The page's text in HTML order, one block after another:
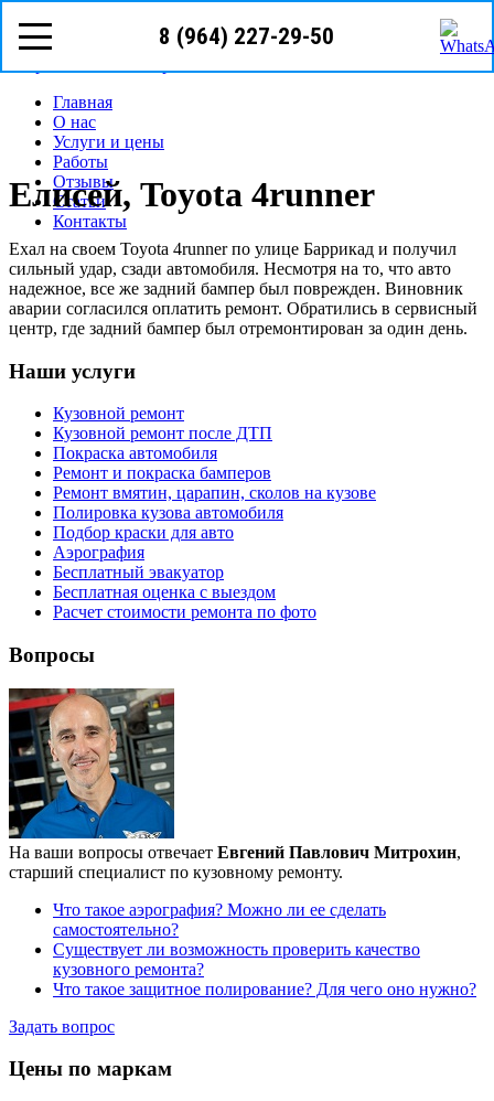
8 (964) 227-29-50
Режим работы: с пн-вс (0900- 2200)Предварительная запись
Главная
О нас
Услуги и цены
Работы
Отзывы
Статьи
Контакты
Елисей, Toyota 4runner
Ехал на своем Toyota 4runner по улице Баррикад и получил
сильный удар, сзади автомобиля. Несмотря на то, что авто
надежное, все же задний бампер был поврежден. Виновник
аварии согласился оплатить ремонт. Обратились в сервисный
центр, где задний бампер был отремонтирован за один день.
Наши услуги
Кузовной ремонт
Кузовной ремонт после ДТП
Покраска автомобиля
Ремонт и покраска бамперов
Ремонт вмятин, царапин, сколов на кузове
Полировка кузова автомобиля
Подбор краски для авто
Аэрография
Бесплатный эвакуатор
Бесплатная оценка с выездом
Расчет стоимости ремонта по фото
Вопросы
На ваши вопросы отвечает Евгений Павлович Митрохин,
старший специалист по кузовному ремонту.
Что такое аэрография? Можно ли ее сделать
самостоятельно?
Существует ли возможность проверить качество
кузовного ремонта?
Что такое защитное полирование? Для чего оно нужно?
Задать вопрос
Цены по маркам